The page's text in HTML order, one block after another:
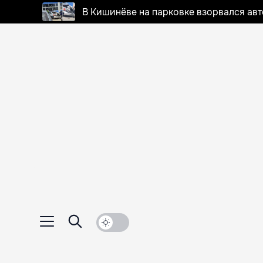
В Кишинёве на парковке взорвался